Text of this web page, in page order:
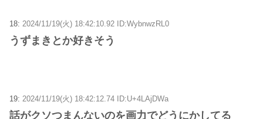
18: 2024/11/19(火) 18:42:10.92 ID:WybnwzRL0
うずまきとか好きそう
19: 2024/11/19(火) 18:42:12.74 ID:U+4LAjDWa
話がクソつまんないのを画力でどうにかしてる